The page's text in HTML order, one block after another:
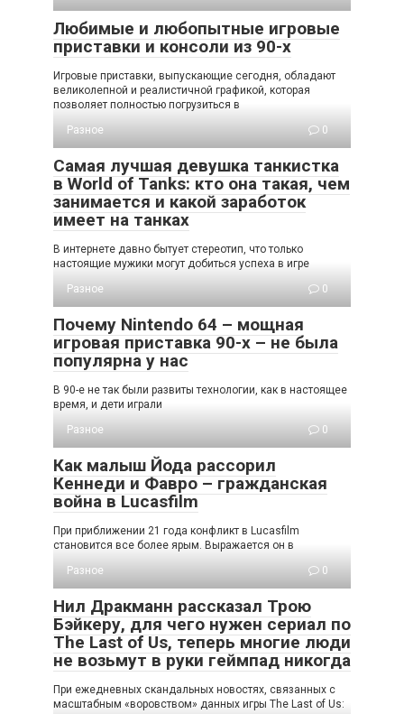
Любимые и любопытные игровые
приставки и консоли из 90-х
Игровые приставки, выпускающие сегодня, обладают
великолепной и реалистичной графикой, которая
позволяет полностью погрузиться в
Разное
0
Самая лучшая девушка танкистка
в World of Tanks: кто она такая, чем
занимается и какой заработок
имеет на танках
В интернете давно бытует стереотип, что только
настоящие мужики могут добиться успеха в игре
Разное
0
Почему Nintendo 64 – мощная
игровая приставка 90-х – не была
популярна у нас
В 90-е не так были развиты технологии, как в настоящее
время, и дети играли
Разное
0
Как малыш Йода рассорил
Кеннеди и Фавро – гражданская
война в Lucasfilm
При приближении 21 года конфликт в Lucasfilm
становится все более ярым. Выражается он в
Разное
0
Нил Дракманн рассказал Трою
Бэйкеру, для чего нужен сериал по
The Last of Us, теперь многие люди
не возьмут в руки геймпад никогда
При ежедневных скандальных новостях, связанных с
масштабным «воровством» данных игры The Last of Us: